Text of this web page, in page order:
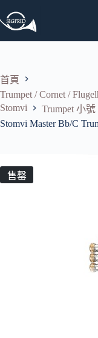
至
容
首頁
Trumpet / Cornet /
Stomvi
Trumpet 小號
Stomvi Master Bb/C
售罄